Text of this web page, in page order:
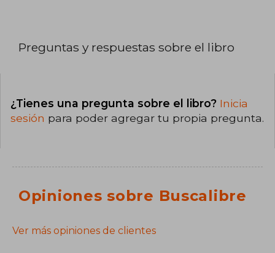
Preguntas y respuestas sobre el libro
¿Tienes una pregunta sobre el libro? Inicia
sesión para poder agregar tu propia pregunta.
Opiniones sobre Buscalibre
Ver más opiniones de clientes